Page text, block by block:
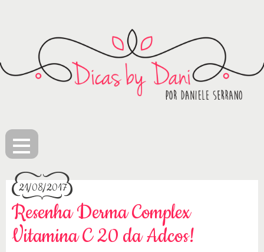
≡
21/08/2017
Resenha Derma Complex
Vitamina C 20 da Adcos!